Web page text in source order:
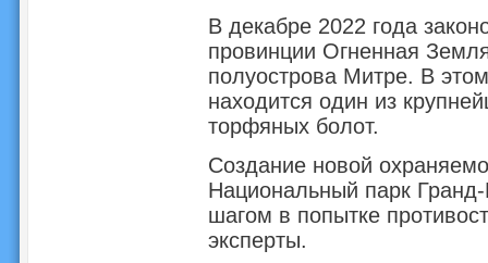
В декабре 2022 года
провинции Огненная
полуострова Митре. В
находится один из
торфяных болот.
Создание новой
Национальный парк
шагом в попытке
эксперты.